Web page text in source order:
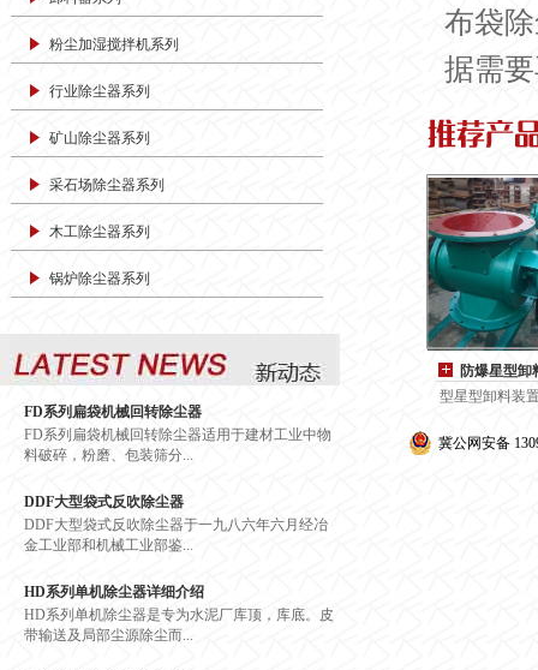
粉尘加湿搅拌机系列
行业除尘器系列
矿山除尘器系列
采石场除尘器系列
木工除尘器系列
锅炉除尘器系列
FD系列扁袋机械回转除尘器
FD系列扁袋机械回转除尘器适用于建材工业中物
料破碎，粉磨、包装筛分...
DDF大型袋式反吹除尘器
DDF大型袋式反吹除尘器于一九八六年六月经冶
金工业部和机械工业部鉴...
HD系列单机除尘器详细介绍
HD系列单机除尘器是专为水泥厂库顶，库底。皮
带输送及局部尘源除尘而...
布袋
据需
防爆星型卸
型星型卸料装
冀公网安备